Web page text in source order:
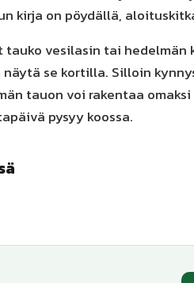
kirja on pöydällä,
vesilasin tai hedelmän
se kortilla. Silloin
tauon voi rakentaa
pysyy koossa.